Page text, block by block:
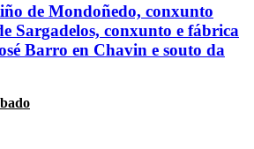
de Mondoñedo, conxunto
Sargadelos, conxunto e fábrica
Barro en Chavin e souto da